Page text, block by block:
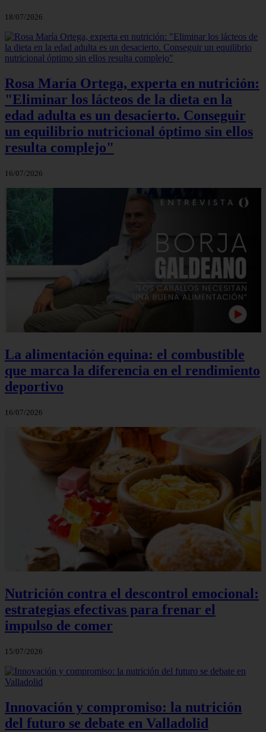
18/07/2026
Rosa María Ortega, experta en nutrición:
"Eliminar los lácteos de la dieta en la
edad adulta es un desacierto. Conseguir
un equilibrio nutricional óptimo sin ellos
resulta complejo"
16/07/2026
La alimentación equina: el combustible
que marca la diferencia en el rendimiento
deportivo
16/07/2026
Nutrición contra el descontrol emocional:
estrategias efectivas para frenar el
impulso de comer
15/07/2026
Innovación y compromiso: la nutrición
del futuro se debate en Valladolid